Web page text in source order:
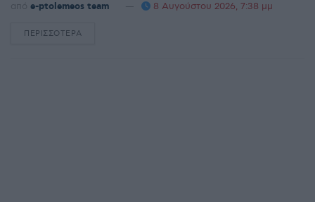
από e-ptolemeos team 8 Αυγούστου 2026, 7:38 μμ
ΠΕΡΙΣΣΌΤΕΡΑ